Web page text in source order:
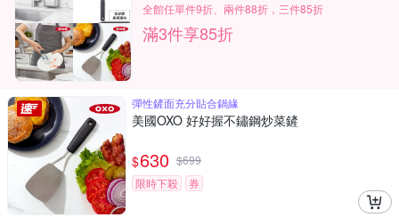
全館任單件9折、兩件88折，三件85折
滿3件享85折
彈性鏟面充分貼合鍋緣
美國OXO 好好握不鏽鋼炒菜鏟
$630 $699
限時下殺
券